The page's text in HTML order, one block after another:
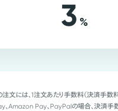
3 %
注文には、1注文あたり手数料（決済手数
Amazon Pay、PayPalの場合、決済手